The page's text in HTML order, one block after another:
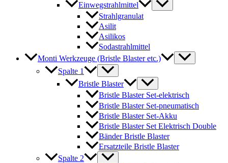
Einwegstrahlmittel
Strahlgranulat
Asilit
Asilikos
Sodastrahlmittel
Monti Werkzeuge (Bristle Blaster etc.)
Spalte 1
Bristle Blaster
Bristle Blaster Set-elektrisch
Bristle Blaster Set-pneumatisch
Bristle Blaster Set-Akku
Bristle Blaster Set Elektrisch Double
Bänder Bristle Blaster
Ersatzteile Bristle Blaster
Spalte 2